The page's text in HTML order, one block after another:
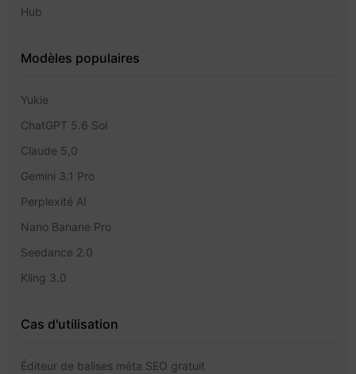
Hub
Modèles populaires
Yukie
ChatGPT 5.6 Sol
Claude 5,0
Gemini 3.1 Pro
Perplexité AI
Nano Banane Pro
Seedance 2.0
Kling 3.0
Cas d'utilisation
Éditeur de balises méta SEO gratuit